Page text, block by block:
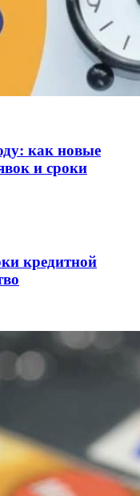
как новые
и сроки
кредитной